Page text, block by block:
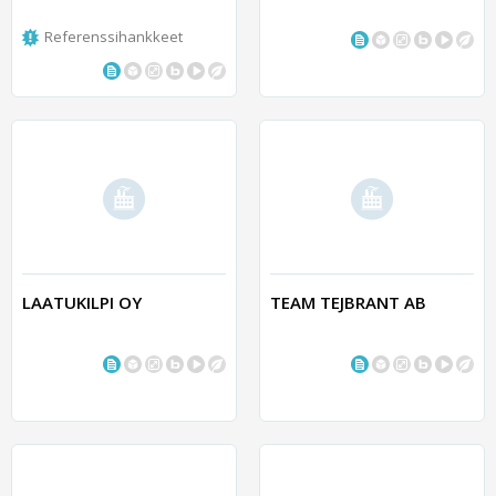
Referenssihankkeet
LAATUKILPI OY TEAM TEJBRANT AB